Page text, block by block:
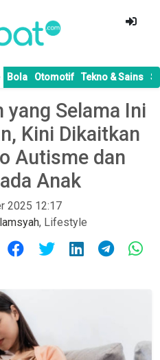
Bola Otomotif Tekno & Sains
yang Selama Ini
Kini Dikaitkan
Autisme dan
Anak
2025 12:17
, Lifestyle